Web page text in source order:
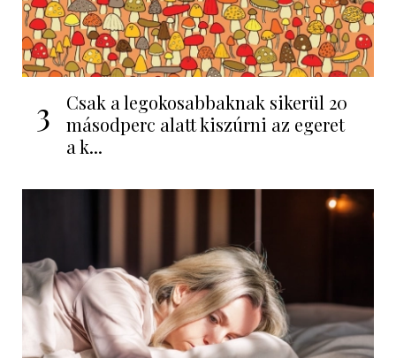
3
Csak a legokosabbaknak sikerül 20
másodperc alatt kiszúrni az egeret
a k...